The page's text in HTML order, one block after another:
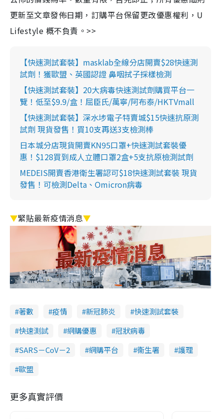
更新至文章發佈日期，訂購平台保留更改優惠權利，U
Lifestyle 概不負責。>>
【快速測試套裝】masklab全線分店開賣$28快速測
試劑！獲歐盟、英國認證 鼻咽拭子採樣檢測
【快速測試套裝】20大病毒快速測試劑購買平台一
覽！低至$9.9/盒！屈臣氏/萬寧/阿布泰/HKTVmall
【快速測試套裝】深水埗電子特賣城$15快速抗原測
試劑 現貨發售！買10支再送3支檢測棒
日本城分店現貨開賣KN95口罩+快速測試套裝優
惠！$128買到成人立體口罩2盒+5支抗原檢測試劑
MEDEIS開賣香港衛生署認可$18快速測試套裝 現貨
發售！可檢測Delta、Omicron病毒
▼緊貼最新疫情消息▼
著數 疫情 新冠肺炎
快速測試套裝
快速測試
網購優惠
冠狀病毒
SARS－CoV－2
網購平台 衞生署
護理
歐盟
更多真實評價